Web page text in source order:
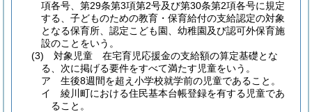
項各号、第29条第3項第2号及び第30条第2項各号に規定
する、子どものための教育・保育給付の支給認定の対象
となる保育所、認定こども園、幼稚園及び認可外保育施
設のことをいう。
(3)
対象児童 在宅育児応援金の支給額の算定基礎とな
る、次に掲げる要件をすべて満たす児童をいう。
ア
生後8週間を超え小学校就学前の児童であること。
イ
綾川町における住民基本台帳登録を有する児童であ
ること。